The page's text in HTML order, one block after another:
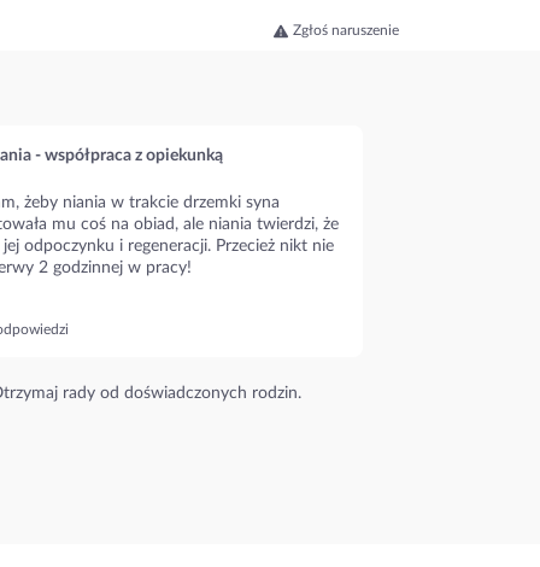
Zgłoś naruszenie
- współpraca z opiekunką
żeby niania w trakcie drzemki syna
mu coś na obiad, ale niania twierdzi, że
odpoczynku i regeneracji. Przecież nikt nie
2 godzinnej w pracy!
rady od doświadczonych rodzin.